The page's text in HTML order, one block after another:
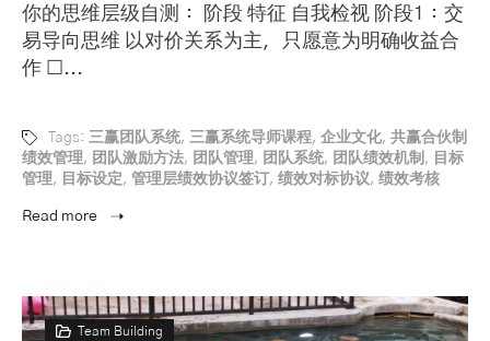
你的思维层级自测： 阶段 特征 自我检视 阶段1：交
易导向思维 以对价关系为主，只愿意为明确收益合
作 ☐...
Tags: 三赢团队系统, 三赢系统导师课程, 企业文化, 共赢合伙制
绩效管理, 团队激励方法, 团队管理, 团队系统, 团队绩效机制 , 目标
管理, 目标设定, 管理层绩效协议签订, 绩效对标协议, 绩效考核
Read more
Team Building